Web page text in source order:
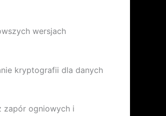
wersjach
kryptografii dla danych
zapór ogniowych i